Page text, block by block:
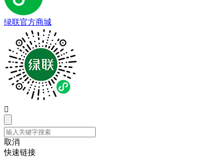
绿联官方商城

取消
快速链接